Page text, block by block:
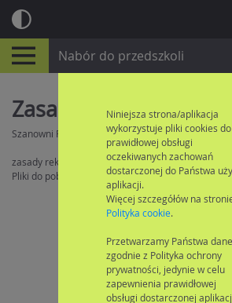
Nabór do przedszkoli
Zasady naboru
Szanowni Państwo,
zasady rekrutacji na rok szkolny 2026/2027 znajdą
Pliki do pobrania.
Niniejsza strona/aplikacja
wykorzystuje pliki cookies do
prawidłowej obsługi
oczekiwanych zachowań
dostarczonej do Państwa
aplikacji.
Więcej szczegółów na
Polityka cookie.
Przetwarzamy Państwa dane
zgodnie z Polityka ochrony
prywatności, jedynie w celu
zapewnienia prawidłowej
obsługi dostarczonej